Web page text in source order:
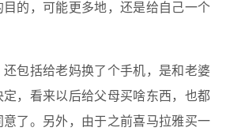
目的，可能更多地，还是给自己一个
包括给老妈换了个手机，是和老婆
，看来以后给父母买啥东西，也都
了。另外，由于之前喜马拉雅买一